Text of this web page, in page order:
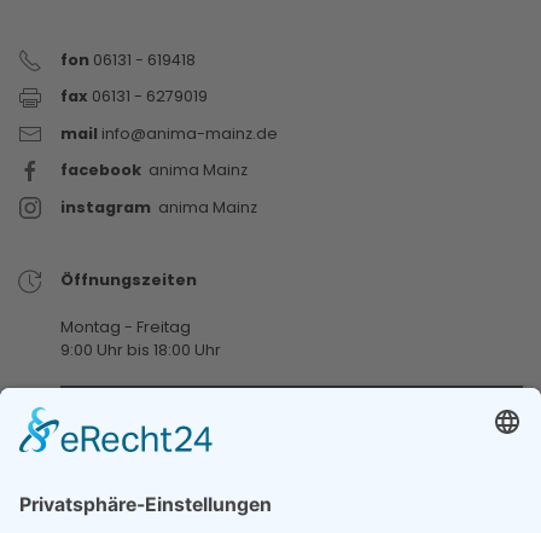
fon 06131 - 619418
fax 06131 - 6279019
mail info@anima-mainz.de
facebook anima Mainz
instagram anima Mainz
Öffnungszeiten
Montag - Freitag
9:00 Uhr bis 18:00 Uhr
Samstag
9:00 Uhr bis 13:00 Uhr
Jeden 1. und 3. Samstag im Monat